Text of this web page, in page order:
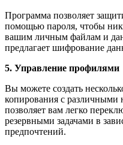
Программа позволяет
помощью пароля, чтобы
вашим личным файлам и
предлагает шифрование
5. Управление профилями
Вы можете создать
копирования с различными
позволяет вам легко
резервными задачами в
предпочтений.